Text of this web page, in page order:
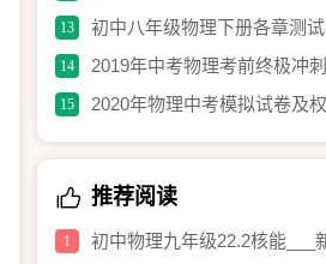
案）打包共享.rar
13
初中八年级物理下册各章测
打包共享
14
2019年中考物理考前终极冲
包.rar
15
2020年物理中考模拟试卷及
含答案打包分享.docx
推荐阅读
1
初中物理九年级22.2核能___